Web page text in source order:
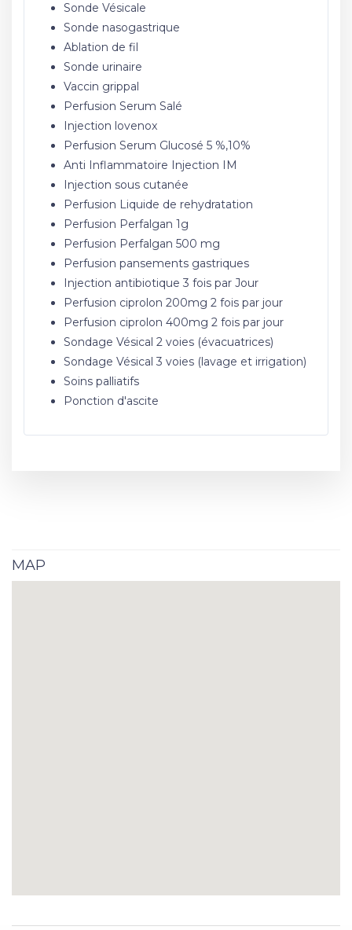
Sonde Vésicale
Sonde nasogastrique
Ablation de fil
Sonde urinaire
Vaccin grippal
Perfusion Serum Salé
Injection lovenox
Perfusion Serum Glucosé 5 %,10%
Anti Inflammatoire Injection IM
Injection sous cutanée
Perfusion Liquide de rehydratation
Perfusion Perfalgan 1g
Perfusion Perfalgan 500 mg
Perfusion pansements gastriques
Injection antibiotique 3 fois par Jour
Perfusion ciprolon 200mg 2 fois par jour
Perfusion ciprolon 400mg 2 fois par jour
Sondage Vésical 2 voies (évacuatrices)
Sondage Vésical 3 voies (lavage et irrigation)
Soins palliatifs
Ponction d'ascite
MAP